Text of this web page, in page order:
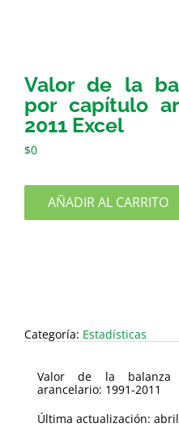
Valor de la
por capítulo
2011 Excel
$0
AÑADIR AL CARRITO
Categoría: Estadísticas
Valor de la balanza
arancelario: 1991-2011
Última actualización: